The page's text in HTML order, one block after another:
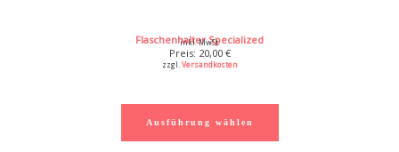
Flaschenhalter Specialized
20,00 €
inkl. MwSt.
zzgl. Versandkosten
Ausführung wählen